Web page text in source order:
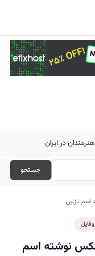
در ایران
جستجو
نازنین
نوشته اسم